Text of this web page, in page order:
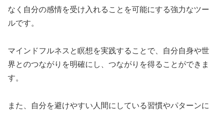
なく自分の感情を受け入れることを可能にする強力なツー
ルです。
マインドフルネスと瞑想を実践することで、自分自身や世
界とのつながりを明確にし、つながりを得ることができま
す。
また、自分を避けやすい人間にしている習慣やパターンに